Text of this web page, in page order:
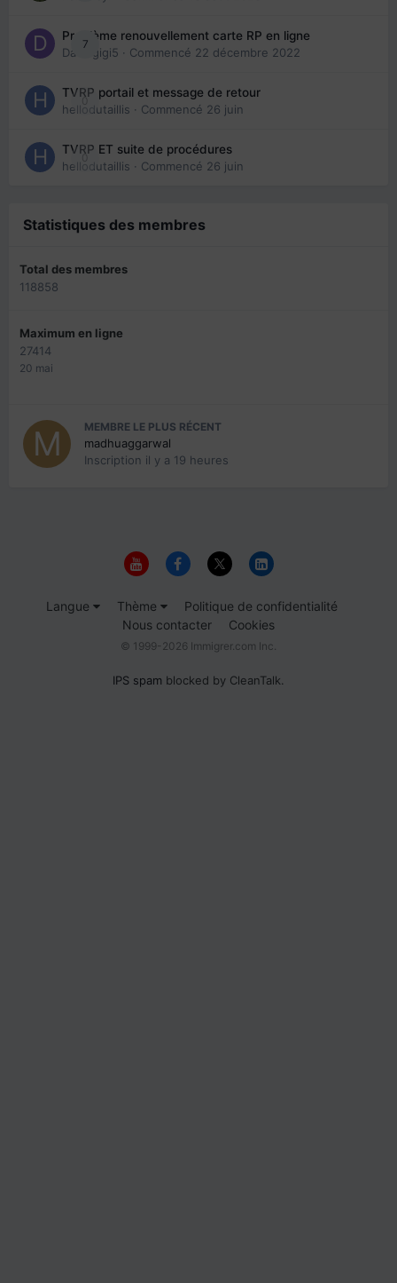
7
Problème renouvellement carte RP en ligne
Davidgigi5 · Commencé 22 décembre 2022
0
TVRP portail et message de retour
hellodutaillis · Commencé 26 juin
0
TVRP ET suite de procédures
hellodutaillis · Commencé 26 juin
Statistiques des membres
Total des membres
118858
Maximum en ligne
27414
20 mai
MEMBRE LE PLUS RÉCENT
madhuaggarwal
Inscription il y a 19 heures
Langue Thème
Politique de confidentialité
Nous contacter
Cookies
© 1999-2026 Immigrer.com Inc.
IPS spam blocked by CleanTalk.